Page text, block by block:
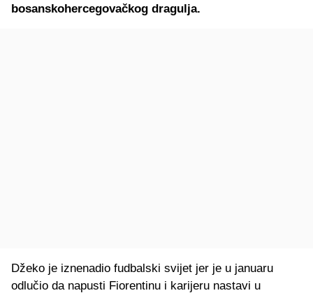
bosanskohercegovačkog dragulja.
Džeko je iznenadio fudbalski svijet jer je u januaru
odlučio da napusti Fiorentinu i karijeru nastavi u